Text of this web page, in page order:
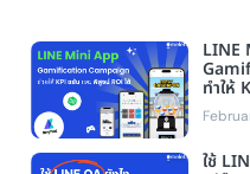
LINE
ทำให้
ROI ได้
ใช้